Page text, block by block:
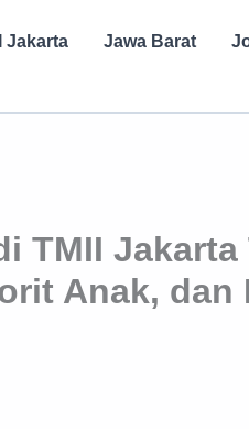
Jakarta Jawa Barat
TMII Jakarta
Anak, dan